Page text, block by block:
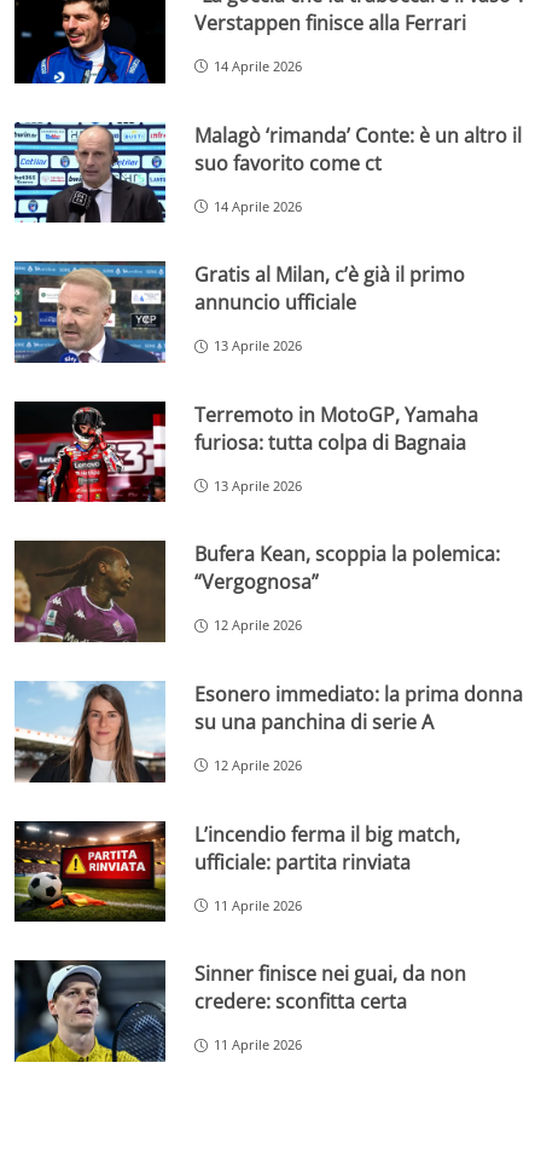
Verstappen finisce alla Ferrari
14 Aprile 2026
Malagò ‘rimanda’ Conte: è un altro il
suo favorito come ct
14 Aprile 2026
Gratis al Milan, c’è già il primo
annuncio ufficiale
13 Aprile 2026
Terremoto in MotoGP, Yamaha
furiosa: tutta colpa di Bagnaia
13 Aprile 2026
Bufera Kean, scoppia la polemica:
“Vergognosa”
12 Aprile 2026
Esonero immediato: la prima donna
su una panchina di serie A
12 Aprile 2026
L’incendio ferma il big match,
ufficiale: partita rinviata
11 Aprile 2026
Sinner finisce nei guai, da non
credere: sconfitta certa
11 Aprile 2026